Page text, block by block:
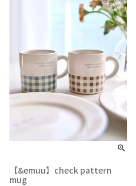
【&emuu】check pattern
mug